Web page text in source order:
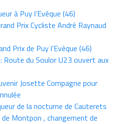
à Puy l’Evêque (46)
Prix Cycliste André Raynaud
Prix de Puy l’Evèque (46)
Route du Soulor U23 ouvert aux
Josette Compagne pour
de la nocturne de Cauterets
Montpon , changement de